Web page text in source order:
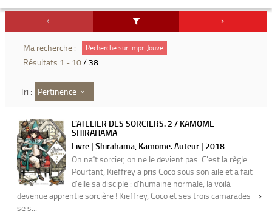
Ma recherche : Recherche sur Impr. Jouve
Résultats 1 - 10/ 38
Tri : Pertinence
L'ATELIER DES SORCIERS. 2 / KAMOME
SHIRAHAMA
Livre | Shirahama, Kamome. Auteur | 2018
On naît sorcier, on ne le devient pas. C'est la règle.
Pourtant, Kieffrey a pris Coco sous son aile et a fait
d'elle sa disciple : d'humaine normale, la voilà
devenue apprentie sorcière ! Kieffrey, Coco et ses trois camarades
se s...